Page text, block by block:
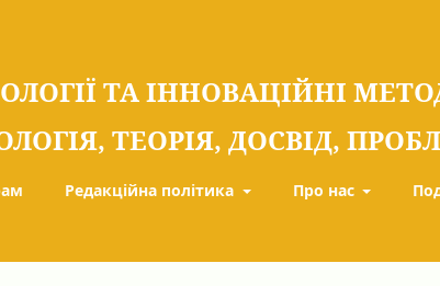
ТА ІННОВАЦІЙНІ
ТЕОРІЯ, ДОСВІД,
Редакційна політика Про нас